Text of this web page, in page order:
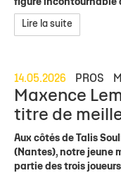
figure incontournable
Lire la suite
14.05.2026 PROS
Maxence
titre de
Aux côtés de Talis
(Nantes), notre jeune
partie des trois